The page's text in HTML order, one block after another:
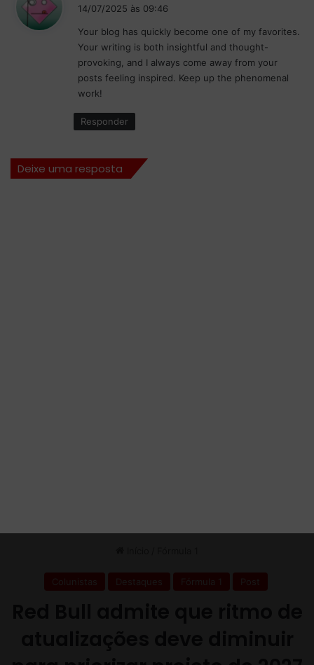
s
e
:
14/07/2025 às 09:46
Your blog has quickly become one of my favorites.
Your writing is both insightful and thought-
provoking, and I always come away from your
posts feeling inspired. Keep up the phenomenal
work!
Responder
Deixe uma resposta